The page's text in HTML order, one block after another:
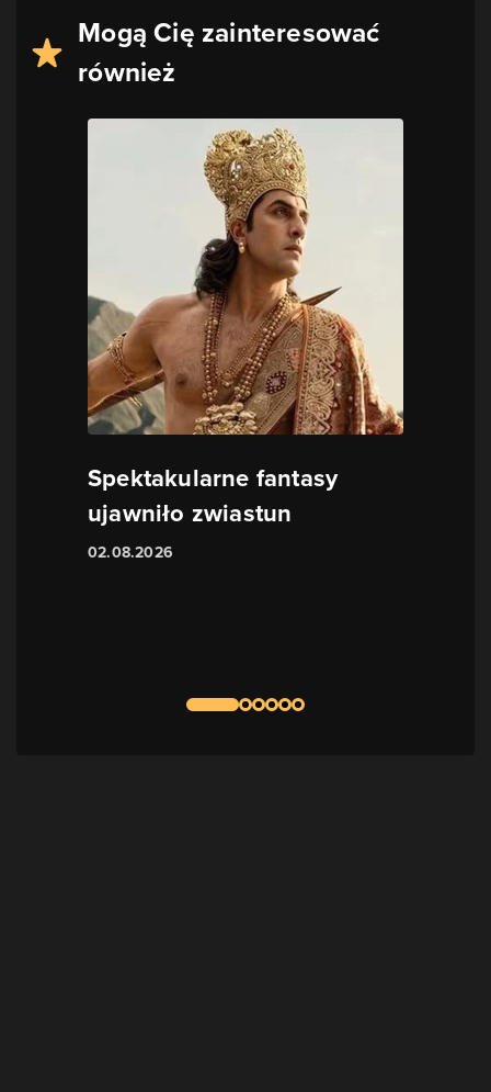
Mogą Cię zainteresować
również
Spektakularne fantasy
ujawniło zwiastun
02.08.2026